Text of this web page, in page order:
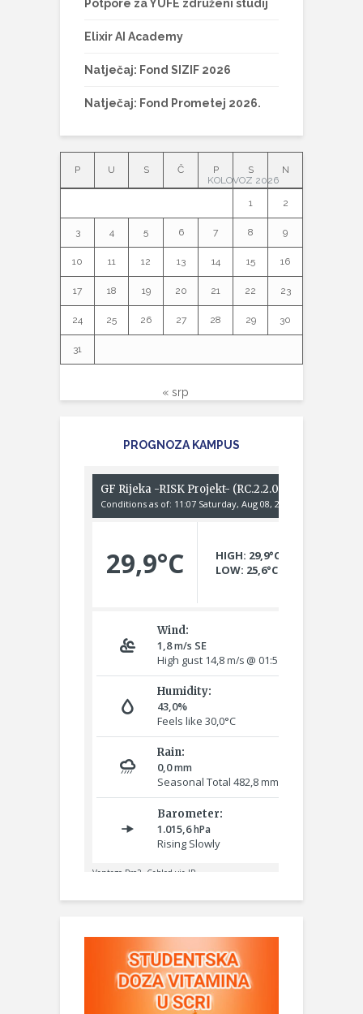
Potpore za YUFE združeni studij
Elixir AI Academy
Natječaj: Fond SIZIF 2026
Natječaj: Fond Prometej 2026.
KOLOVOZ 2026
P U S Č P S N
1 2
3 4 5 6 7 8 9
10 11 12 13 14 15 16
17 18 19 20 21 22 23
24 25 26 27 28 29 30
31
« srp
PROGNOZA KAMPUS